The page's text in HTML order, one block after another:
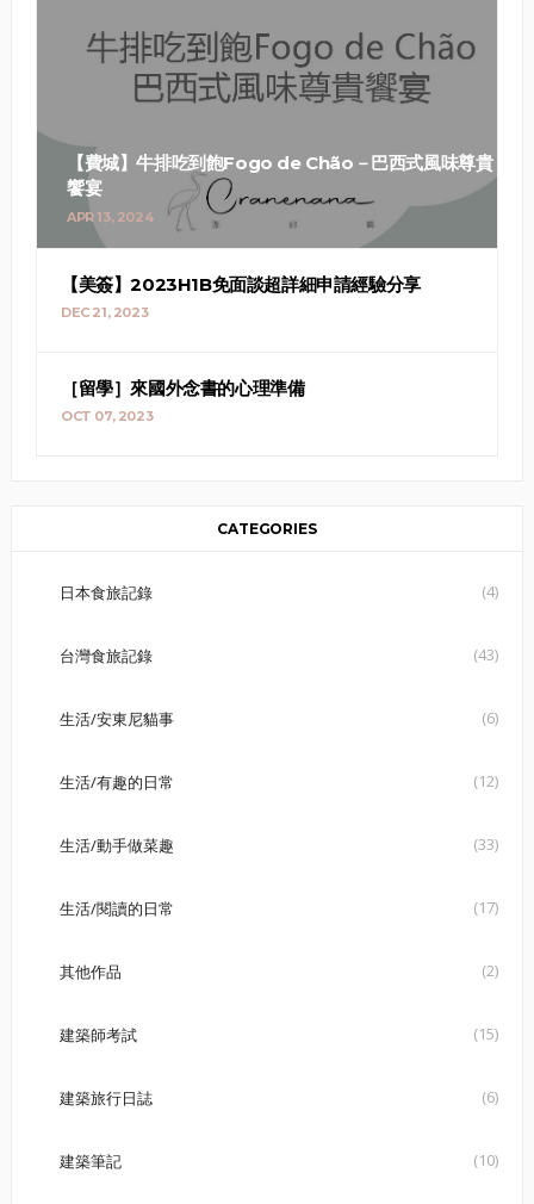
【費城】牛排吃到飽Fogo de Chão－巴西式風味尊貴
饗宴
APR 13, 2024
【美簽】2023H1B免面談超詳細申請經驗分享
DEC 21, 2023
［留學］來國外念書的心理準備
OCT 07, 2023
CATEGORIES
日本食旅記錄 (4)
台灣食旅記錄 (43)
生活/安東尼貓事 (6)
生活/有趣的日常 (12)
生活/動手做菜趣 (33)
生活/閱讀的日常 (17)
其他作品 (2)
建築師考試 (15)
建築旅行日誌 (6)
建築筆記 (10)